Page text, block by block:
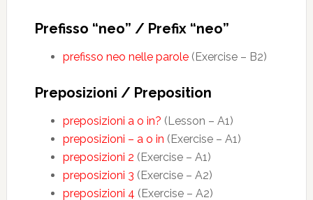
Prefisso “neo” / Prefix “neo”
prefisso neo nelle parole(Exercise – B2)
Preposizioni / Preposition
preposizioni a o in? (Lesson – A1)
preposizioni – a o in (Exercise – A1)
preposizioni 2 (Exercise – A1)
preposizioni 3 (Exercise – A2)
preposizioni 4 (Exercise – A2)